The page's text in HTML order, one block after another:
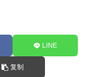
LINE
复制